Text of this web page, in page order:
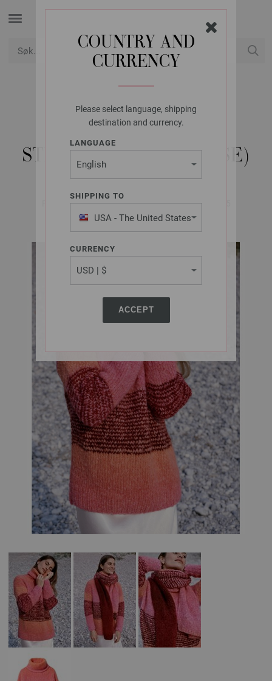
COUNTRY AND
CURRENCY
Please select language, shipping
destination and currency.
LANGUAGE
SHIPPING TO
USA - The United States
of America
CURRENCY
ACCEPT
LANA GROSSA
PULLOVER AVIO -
STRIKKEOPPSKRIFT (SE)
FILATI No. 66 (Herbst/Winter 2023/24) | Modell 65